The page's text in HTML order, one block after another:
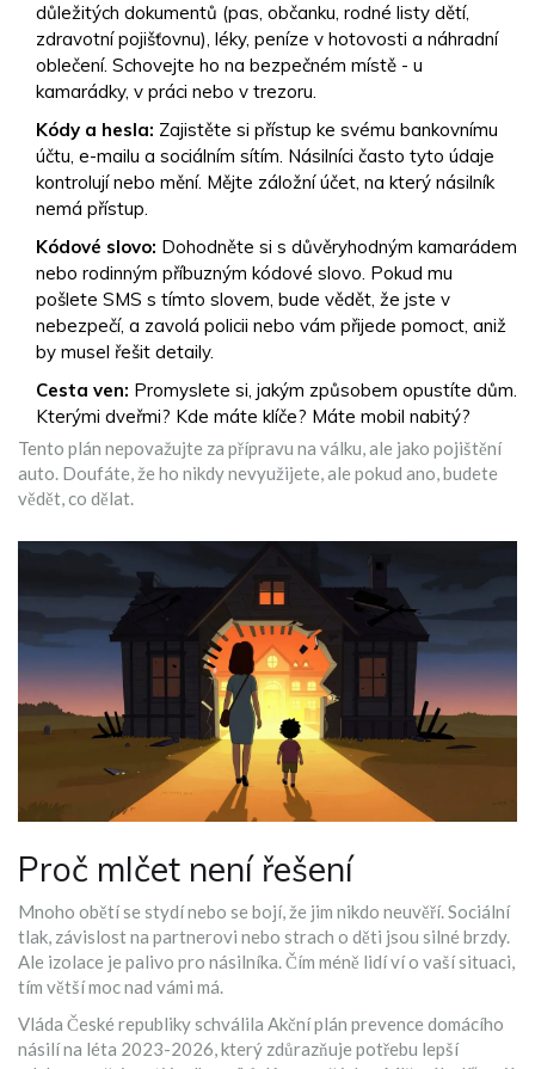
důležitých dokumentů (pas, občanku, rodné listy dětí,
zdravotní pojišťovnu), léky, peníze v hotovosti a náhradní
oblečení. Schovejte ho na bezpečném místě - u
kamarádky, v práci nebo v trezoru.
Kódy a hesla: Zajistěte si přístup ke svému bankovnímu
účtu, e-mailu a sociálním sítím. Násilníci často tyto údaje
kontrolují nebo mění. Mějte záložní účet, na který násilník
nemá přístup.
Kódové slovo: Dohodněte si s důvěryhodným kamarádem
nebo rodinným příbuzným kódové slovo. Pokud mu
pošlete SMS s tímto slovem, bude vědět, že jste v
nebezpečí, a zavolá policii nebo vám přijede pomoct, aniž
by musel řešit detaily.
Cesta ven: Promyslete si, jakým způsobem opustíte dům.
Kterými dveřmi? Kde máte klíče? Máte mobil nabitý?
Tento plán nepovažujte za přípravu na válku, ale jako pojištění
auto. Doufáte, že ho nikdy nevyužijete, ale pokud ano, budete
vědět, co dělat.
Proč mlčet není řešení
Mnoho obětí se stydí nebo se bojí, že jim nikdo neuvěří. Sociální
tlak, závislost na partnerovi nebo strach o děti jsou silné brzdy.
Ale izolace je palivo pro násilníka. Čím méně lidí ví o vaší situaci,
tím větší moc nad vámi má.
Vláda České republiky schválila Akční plán prevence domácího
násilí na léta 2023-2026, který zdůrazňuje potřebu lepší